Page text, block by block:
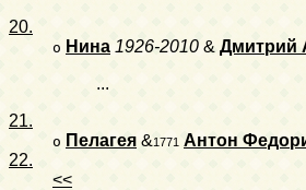
20.
o Нина 1926-2010 & Дмитрий
...
21.
o Пелагея &1771 Антон
22.
<<